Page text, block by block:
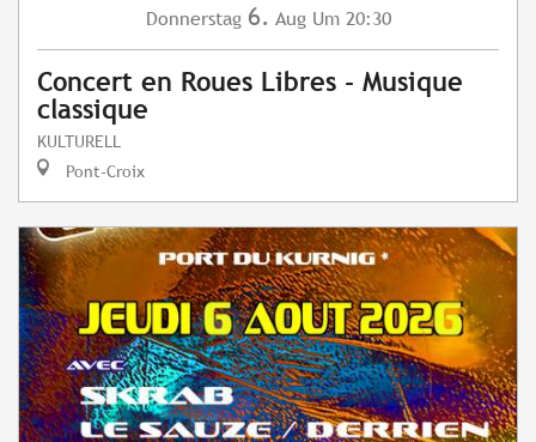
Donnerstag 6. Aug Um 20:30
Concert en Roues Libres - Musique
classique
KULTURELL
Pont-Croix